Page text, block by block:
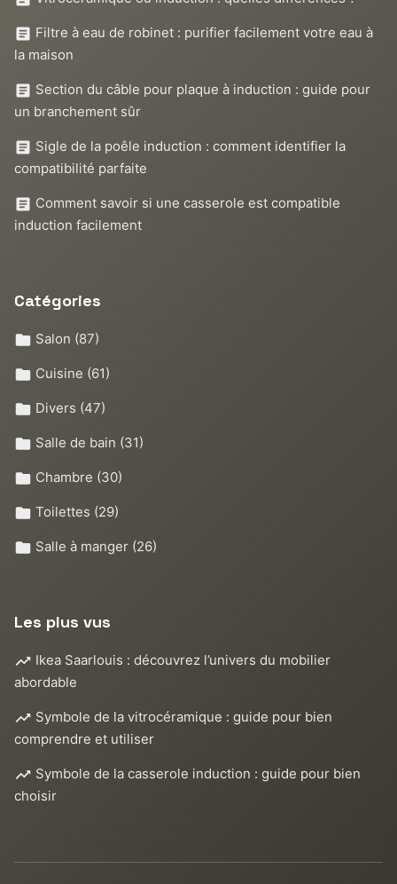
Filtre à eau de robinet : purifier facilement votre eau à
la maison
Section du câble pour plaque à induction : guide pour
un branchement sûr
Sigle de la poêle induction : comment identifier la
compatibilité parfaite
Comment savoir si une casserole est compatible
induction facilement
Catégories
Salon (87)
Cuisine (61)
Divers (47)
Salle de bain (31)
Chambre (30)
Toilettes (29)
Salle à manger (26)
Les plus vus
Ikea Saarlouis : découvrez l’univers du mobilier
abordable
Symbole de la vitrocéramique : guide pour bien
comprendre et utiliser
Symbole de la casserole induction : guide pour bien
choisir